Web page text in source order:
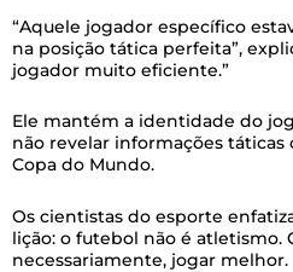
“Aquele jogador específico
na posição tática perfeita”,
jogador muito eficiente.”
Ele mantém a identidade do
não revelar informações táticas
Copa do Mundo.
Os cientistas do esporte
lição: o futebol não é atletismo.
necessariamente, jogar melhor.